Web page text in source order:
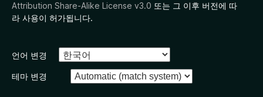
Attribution Share-Alike License v3.0 또는 그 이후 버전에 따
라 사용이 허가됩니다.
언어 변경
테마 변경